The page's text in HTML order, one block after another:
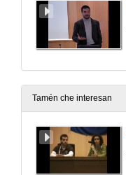
Tamén che interesan